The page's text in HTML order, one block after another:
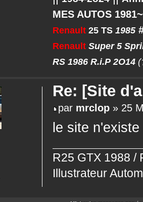
MES AUTOS
Renault 25 TS 1985
Renault Super 5
RS 1986 R.i.P 2O14
Re: [Site
par mrclop » 25
le site
R25 GTX 1988 /
Illustrateur